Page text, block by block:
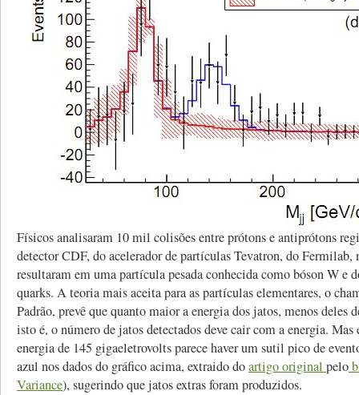
Físicos analisaram 10 mil colisões entre prótons e antiprótons
detector CDF, do acelerador de partículas Tevatron, do Fermilab,
resultaram em uma partícula pesada conhecida como bóson W e
quarks. A teoria mais aceita para as partículas elementares, o
Padrão, prevê que quanto maior a energia dos jatos, menos deles
isto é, o número de jatos detectados deve cair com a energia. Mas
energia de 145 gigaeletrovolts parece haver um sutil pico de
azul nos dados do gráfico acima, extraido doartigo original pelo
Variance), sugerindo que jatos extras foram produzidos.